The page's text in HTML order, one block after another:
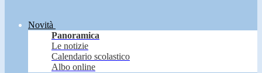
Novità
Panoramica
Le notizie
Calendario scolastico
Albo online